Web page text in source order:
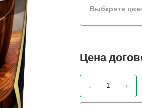
Выберите
Цена
- +